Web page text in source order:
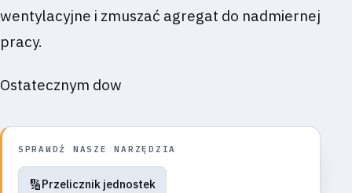
wentylacyjne i zmuszać agregat do nadmiernej
pracy.
Ostatecznym dow
SPRAWDŹ NASZE NARZĘDZIA
🔢Przelicznik jednostek